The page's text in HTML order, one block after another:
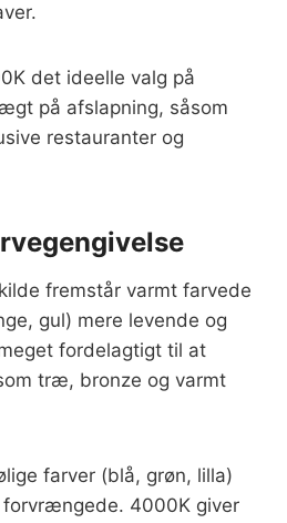
det ideelle valg på
på afslapning, såsom
restauranter og
fremstår varmt farvede
gul) mere levende og
fordelagtigt til at
træ, bronze og varmt
farver (blå, grøn, lilla)
forvrængede. 4000K giver